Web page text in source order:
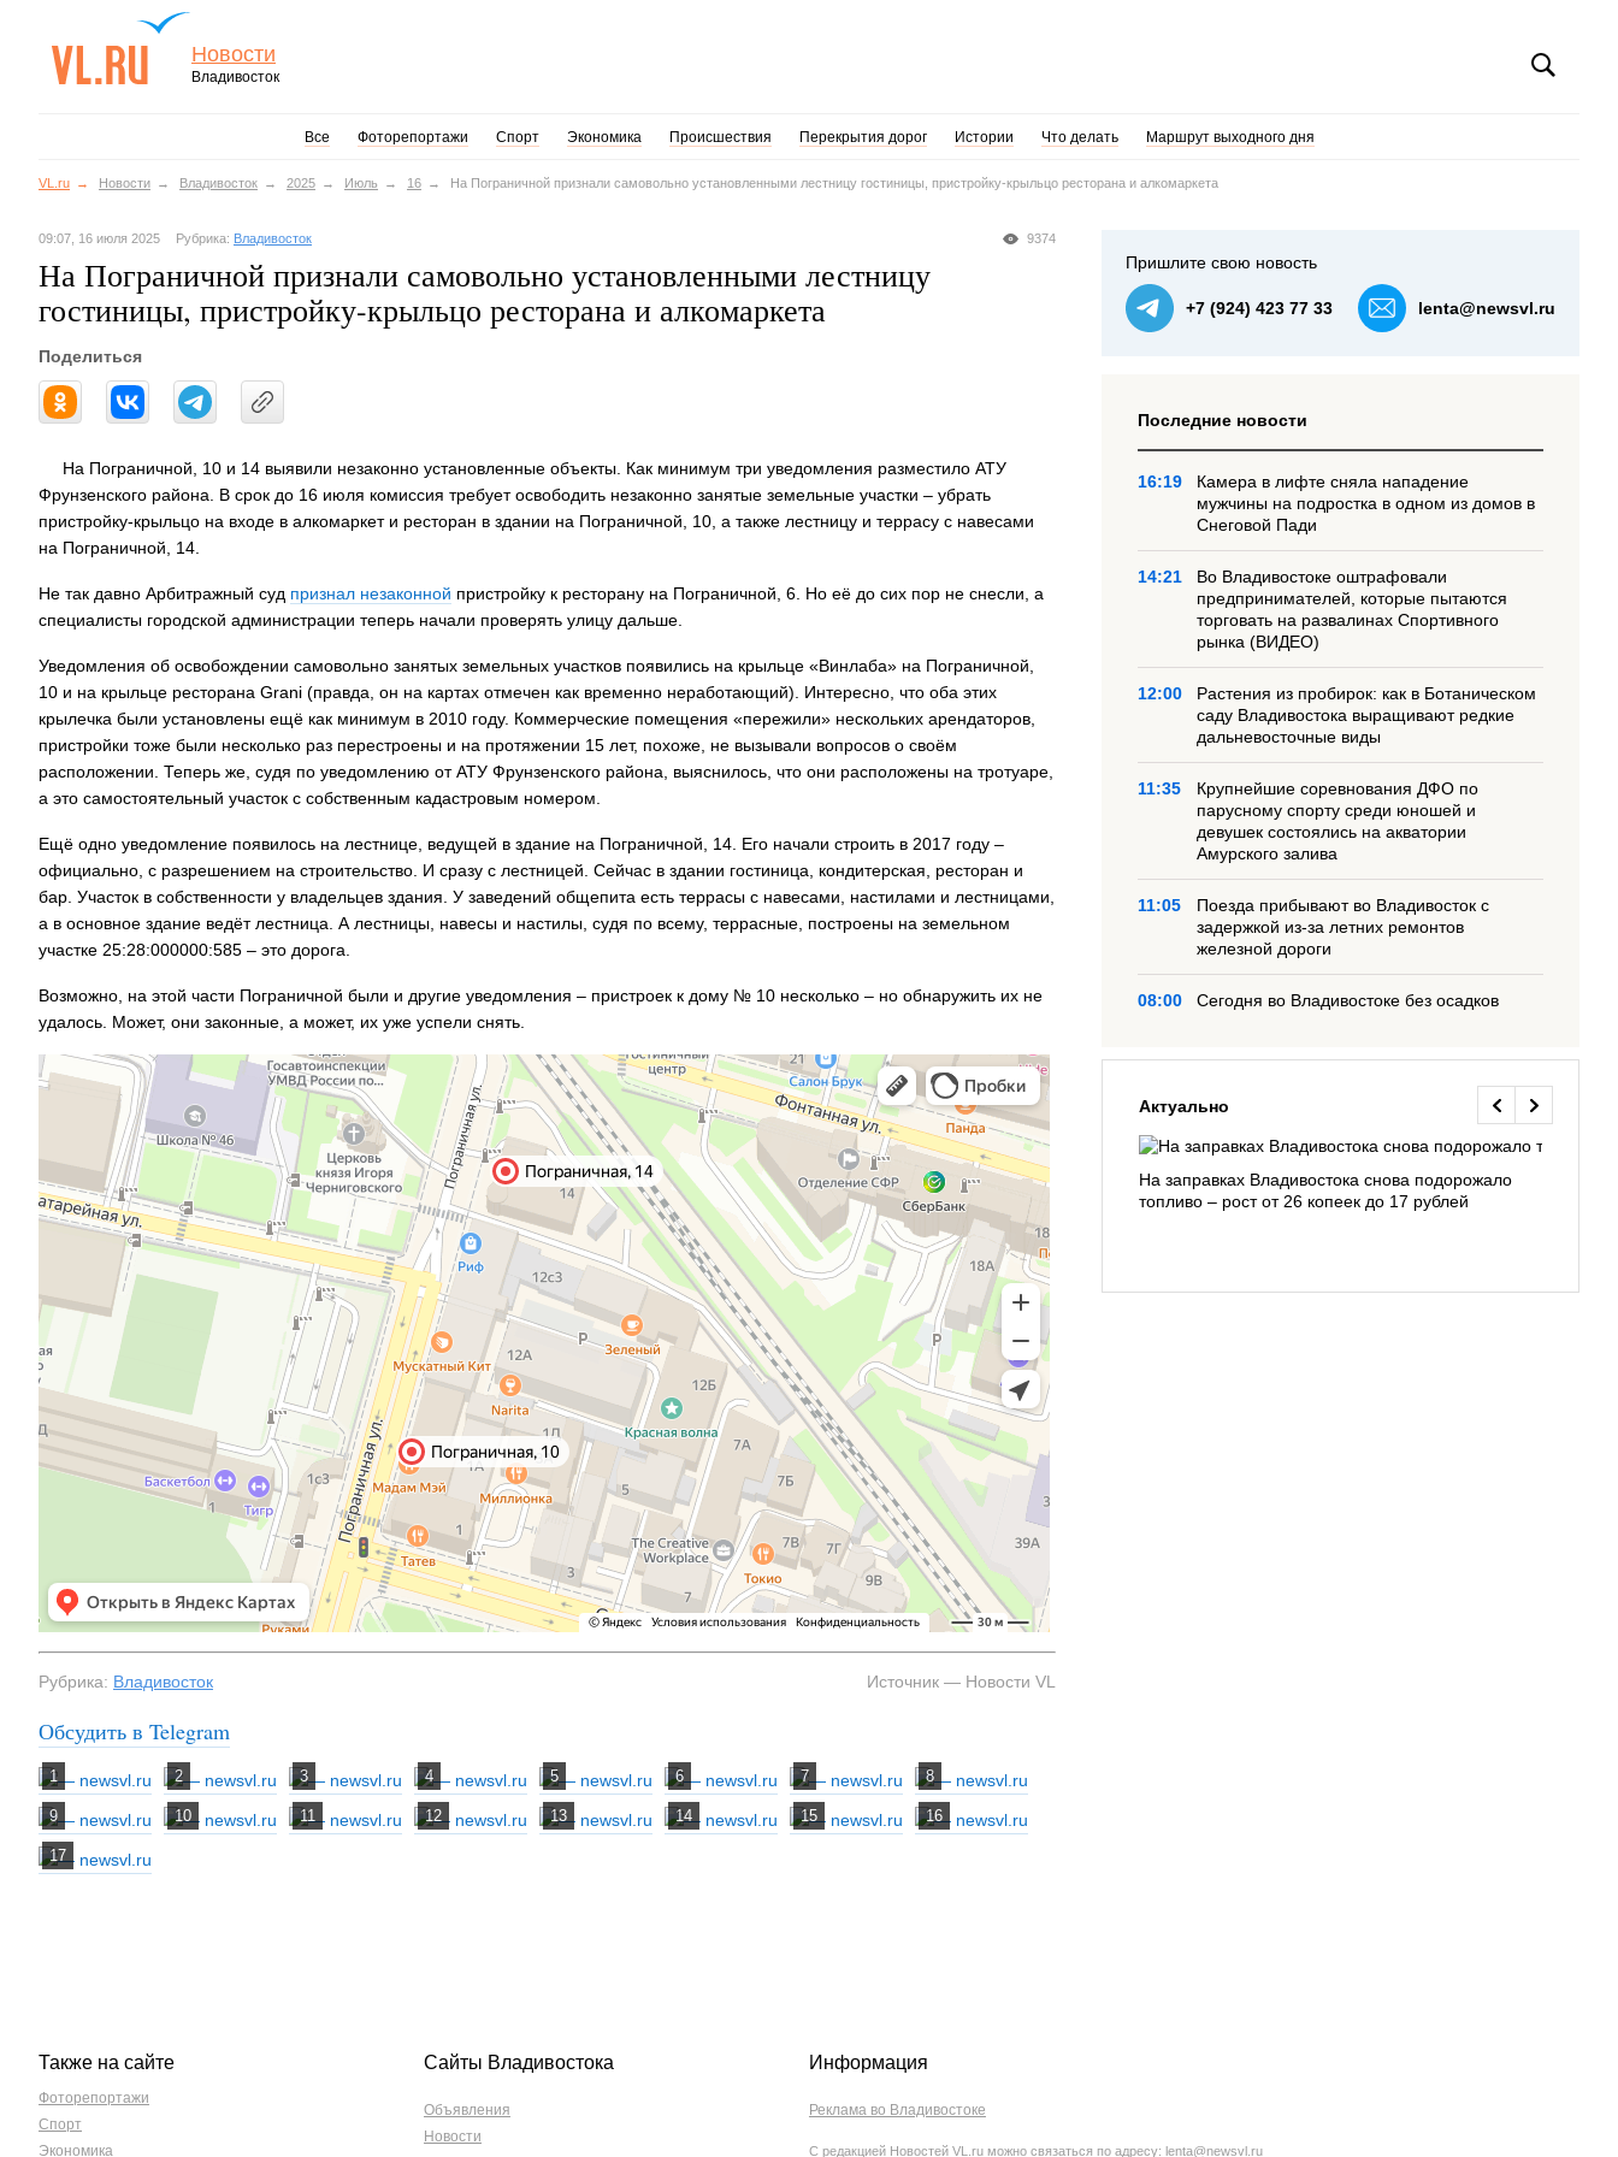
Новости
Владивосток
Все Фоторепортажи Спорт Экономика Происшествия Перекрытия дорог Истории Что делать Маршрут выходного дня
VL.ru Новости Владивосток 2025 Июль 16 На Пограничной признали самовольно установленными лестницу гостиницы, пристройку-крыльцо ресторана и алкомаркета
9374
09:07, 16 июля 2025 Рубрика: Владивосток
На Пограничной признали самовольно установленными лестницу
гостиницы, пристройку-крыльцо ресторана и алкомаркета
Поделиться
На Пограничной, 10 и 14 выявили незаконно установленные объекты. Как минимум три уведомления разместило АТУ
Фрунзенского района. В срок до 16 июля комиссия требует освободить незаконно занятые земельные участки – убрать
пристройку-крыльцо на входе в алкомаркет и ресторан в здании на Пограничной, 10, а также лестницу и террасу с навесами
на Пограничной, 14.
Не так давно Арбитражный суд признал незаконной пристройку к ресторану на Пограничной, 6. Но её до сих пор не снесли, а
специалисты городской администрации теперь начали проверять улицу дальше.
Уведомления об освобождении самовольно занятых земельных участков появились на крыльце «Винлаба» на Пограничной,
10 и на крыльце ресторана Grani (правда, он на картах отмечен как временно неработающий). Интересно, что оба этих
крылечка были установлены ещё как минимум в 2010 году. Коммерческие помещения «пережили» нескольких арендаторов,
пристройки тоже были несколько раз перестроены и на протяжении 15 лет, похоже, не вызывали вопросов о своём
расположении. Теперь же, судя по уведомлению от АТУ Фрунзенского района, выяснилось, что они расположены на тротуаре,
а это самостоятельный участок с собственным кадастровым номером.
Ещё одно уведомление появилось на лестнице, ведущей в здание на Пограничной, 14. Его начали строить в 2017 году –
официально, с разрешением на строительство. И сразу с лестницей. Сейчас в здании гостиница, кондитерская, ресторан и
бар. Участок в собственности у владельцев здания. У заведений общепита есть террасы с навесами, настилами и лестницами,
а в основное здание ведёт лестница. А лестницы, навесы и настилы, судя по всему, террасные, построены на земельном
участке 25:28:000000:585 – это дорога.
Возможно, на этой части Пограничной были и другие уведомления – пристроек к дому № 10 несколько – но обнаружить их не
удалось. Может, они законные, а может, их уже успели снять.
Рубрика: Владивосток Источник — Новости VL
Обсудить в Telegram
Пришлите свою новость
+7 (924) 423 77 33 lenta@newsvl.ru
Последние новости
16:19
Камера в лифте сняла нападение
мужчины на подростка в одном из домов в
Снеговой Пади
14:21
Во Владивостоке оштрафовали
предпринимателей, которые пытаются
торговать на развалинах Спортивного
рынка (ВИДЕО)
12:00
Растения из пробирок: как в Ботаническом
саду Владивостока выращивают редкие
дальневосточные виды
11:35
Крупнейшие соревнования ДФО по
парусному спорту среди юношей и
девушек состоялись на акватории
Амурского залива
11:05
Поезда прибывают во Владивосток с
задержкой из-за летних ремонтов
железной дороги
08:00 Сегодня во Владивостоке без осадков
Актуально
На заправках Владивостока снова подорожало
топливо – рост от 26 копеек до 17 рублей
Также на сайте
Фоторепортажи
Спорт
Экономика
Сайты Владивостока
Объявления
Новости
Информация
Реклама во Владивостоке
С редакцией Новостей VL.ru можно связаться по адресу: lenta@newsvl.ru